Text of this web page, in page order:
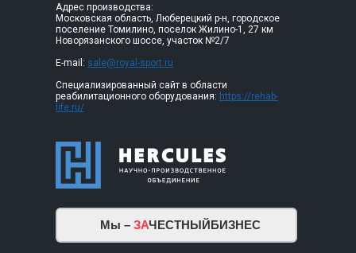
Адрес производства:
Московская область, Люберецкий р-н, городское
поселение Томилино, поселок Жилино-1, 27 км
Новорязанского шоссе, участок №2/7
E-mail: sale@royal-sport.ru
Специализированный сайт в области
реабилитационного оборудования: https://rehab-
life.ru/
Мы – ЗАЧЕСТНЫЙБИЗНЕС